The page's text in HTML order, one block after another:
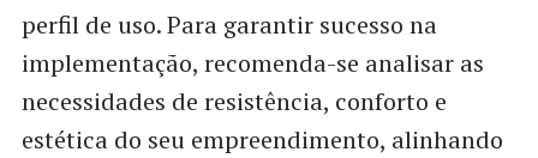
perfil de uso. Para garantir sucesso na
implementação, recomenda-se analisar as
necessidades de resistência, conforto e
estética do seu empreendimento, alinhando